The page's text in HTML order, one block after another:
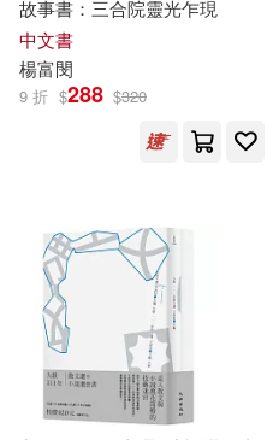
故事書：三合院靈光乍現
中文書
楊富閔
9 折 $288 $320